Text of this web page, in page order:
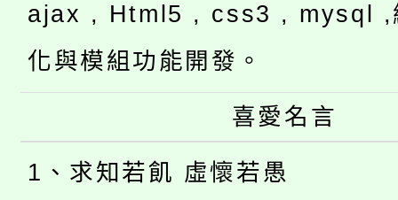
ajax , Html5 , css3 , mysql ,
化與模組功能開發。
喜愛名言
1、求知若飢 虛懷若愚